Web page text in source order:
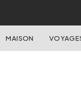
MAISON